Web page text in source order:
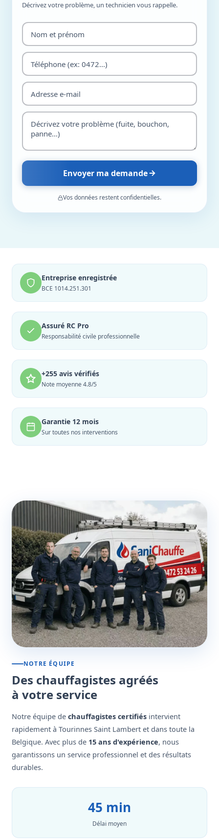
Décrivez votre problème, un technicien vous rappelle.
Envoyer ma demande
Vos données restent confidentielles.
Entreprise enregistrée
BCE 1014.251.301
Assuré RC Pro
Responsabilité civile professionnelle
+255 avis vérifiés
Note moyenne 4.8/5
Garantie 12 mois
Sur toutes nos interventions
NOTRE ÉQUIPE
Des chauffagistes agréés
à votre service
Notre équipe de chauffagistes certifiés intervient
rapidement à Tourinnes Saint Lambert et dans toute la
Belgique. Avec plus de 15 ans d'expérience, nous
garantissons un service professionnel et des résultats
durables.
45 min
Délai moyen